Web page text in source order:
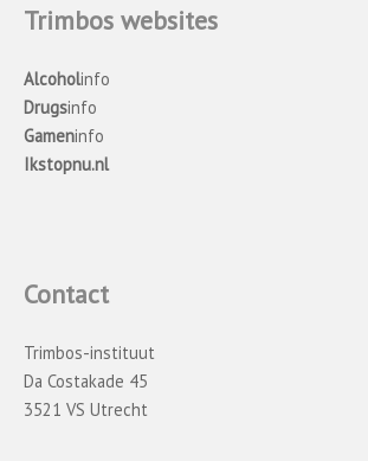
Trimbos websites
Alcoholinfo
Drugsinfo
Gameninfo
Ikstopnu.nl
Contact
Trimbos-instituut
Da Costakade 45
3521 VS Utrecht